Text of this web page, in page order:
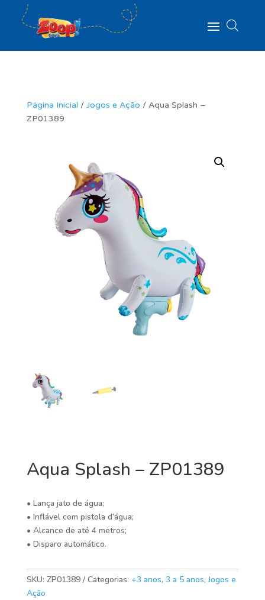
Página Inicial / Jogos e Ação / Aqua Splash –
ZP01389
Aqua Splash – ZP01389
• Lança jato de água;
• Inflável com pistola d’água;
• Alcance de até 4 metros;
• Disparo automático.
SKU: ZP01389 Categorias: +3 anos, 3 a 5 anos,Jogos e
Ação